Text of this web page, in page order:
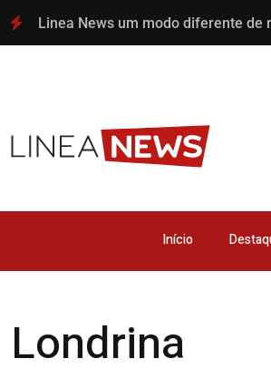
Linea News um modo diferente de
Início
Londrina